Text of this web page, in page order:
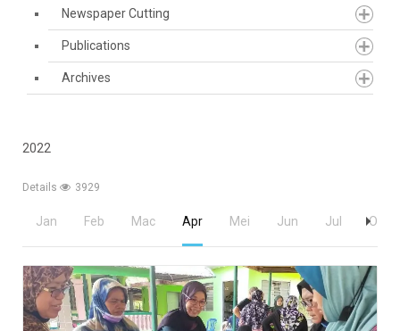
Newspaper Cutting
Publications
Archives
2022
Details 3929
Jan Feb Mac Apr Mei Jun Jul Ogos